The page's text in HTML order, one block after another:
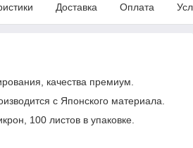
Доставка Оплата
качества премиум.
с Японского материала.
100 листов в упаковке.